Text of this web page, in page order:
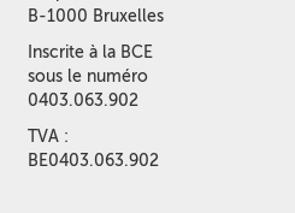
B-1000 Bruxelles
Inscrite à la BCE
sous le numéro
0403.063.902
TVA :
BE0403.063.902